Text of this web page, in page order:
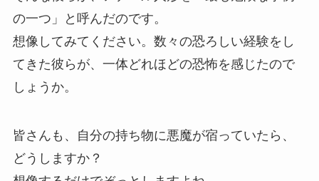
の一つ」と呼んだのです。
想像してみてください。数々の恐ろしい経験をし
てきた彼らが、一体どれほどの恐怖を感じたので
しょうか。
皆さんも、自分の持ち物に悪魔が宿っていたら、
どうしますか？